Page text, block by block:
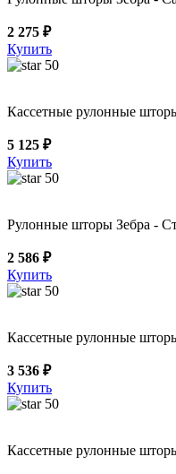
2 275 ₽
Купить
50
Кассетные рулонные
5 125 ₽
Купить
50
Рулонные шторы Зебра -
2 586 ₽
Купить
50
Кассетные рулонные
3 536 ₽
Купить
50
Кассетные рулонные